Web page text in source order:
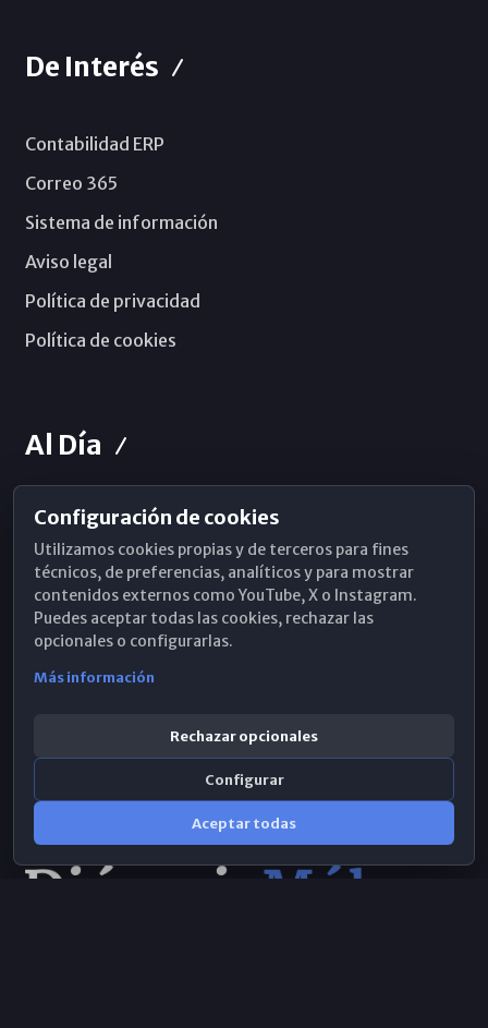
De Interés
Contabilidad ERP
Correo 365
Sistema de información
Aviso legal
Política de privacidad
Política de cookies
Al Día
Horarios de Misa
Hemeroteca
WhatsApp
Configuración de cookies
Utilizamos cookies propias y de terceros para fines
técnicos, de preferencias, analíticos y para mostrar
contenidos externos como YouTube, X o Instagram.
Puedes aceptar todas las cookies, rechazar las
opcionales o configurarlas.
Más información
Rechazar opcionales
Configurar
Aceptar todas